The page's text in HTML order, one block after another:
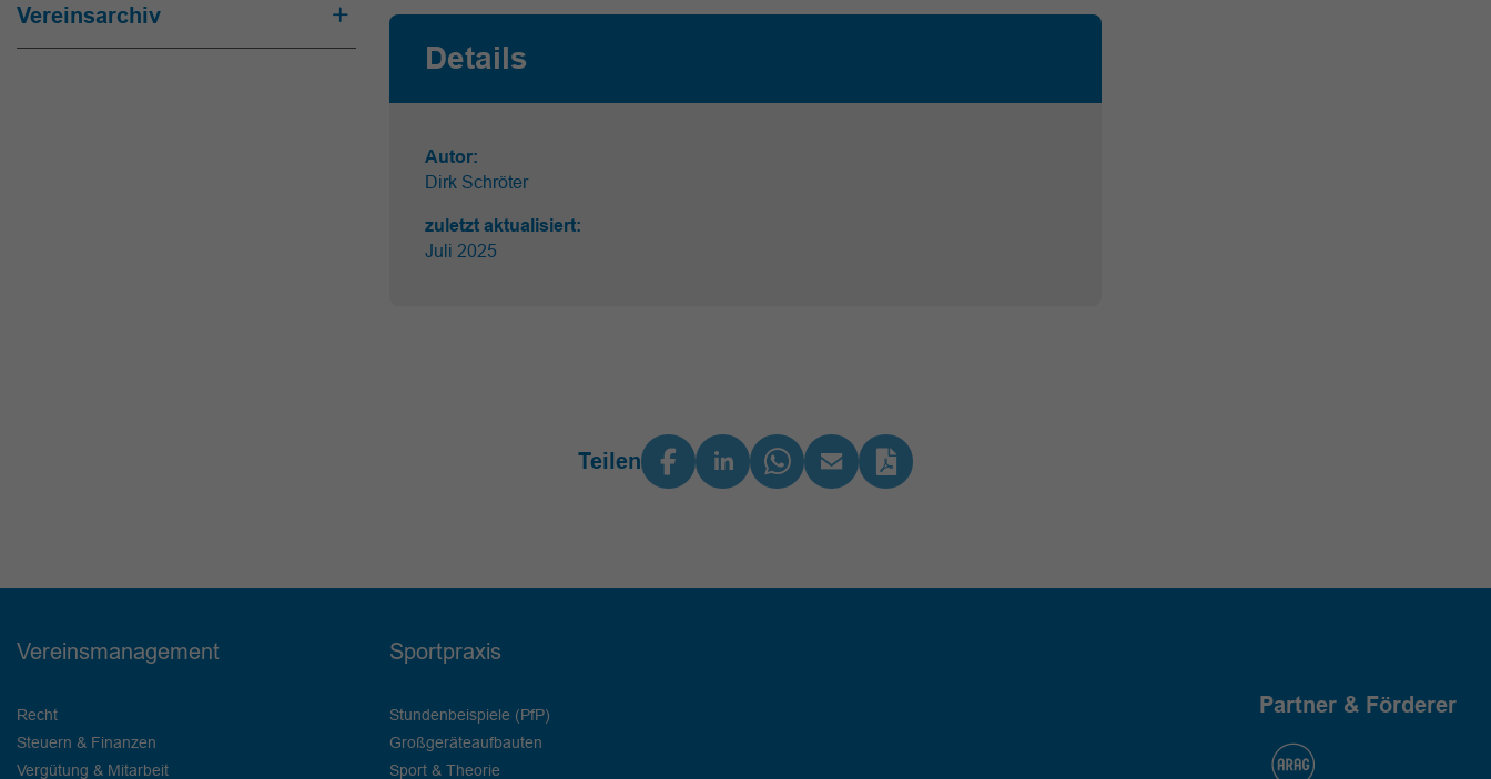
Vereinsarchiv
Details
Autor:
Dirk Schröter
zuletzt aktualisiert:
Juli 2025
Teilen
Vereinsmanagement
Recht
Steuern & Finanzen
Vergütung & Mitarbeit
Sportpraxis
Stundenbeispiele (PfP)
Großgeräteaufbauten
Sport & Theorie
Partner & Förderer